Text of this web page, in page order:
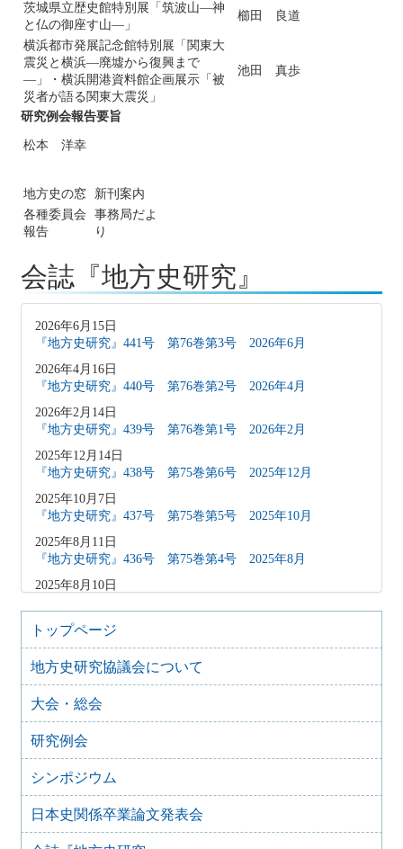
茨城県立歴史館特別展「筑波山―神
と仏の御座す山―」
櫛田 良道
横浜都市発展記念館特別展「関東大
震災と横浜―廃墟から復興まで
―」・横浜開港資料館企画展示「被
災者が語る関東大震災」
池田 真歩
研究例会報告要旨
松本 洋幸
地方史の窓
新刊案内
各種委員会
報告
事務局だよ
り
会誌『地方史研究』
2026年6月15日
『地方史研究』441号 第76巻第3号 2026年6月
2026年4月16日
『地方史研究』440号 第76巻第2号 2026年4月
2026年2月14日
『地方史研究』439号 第76巻第1号 2026年2月
2025年12月14日
『地方史研究』438号 第75巻第6号 2025年12月
2025年10月7日
『地方史研究』437号 第75巻第5号 2025年10月
2025年8月11日
『地方史研究』436号 第75巻第4号 2025年8月
2025年8月10日
2025年6月9日
『地方史研究』435号 第75巻第3号 2025年6月
2025年4月9日
『地方史研究』434号 第75巻第2号 2025年4月
2025年2月10日
『地方史研究』433号 第75巻第1号 2025年2月
2025年1月15日
『地方史研究』432号 第74巻第6号 2024年12月
『地方史研究』431号 第74巻第5号 2024年10月
2024年11月20日
トップページ
地方史研究協議会について
大会・総会
研究例会
シンポジウム
日本史関係卒業論文発表会